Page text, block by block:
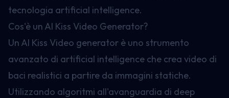
tecnologia artificial intelligence.
Cos'è un AI Kiss Video Generator?
Un AI Kiss Video generator è uno strumento
avanzato di artificial intelligence che crea video di
baci realistici a partire da immagini statiche.
Utilizzando algoritmi all'avanguardia di deep